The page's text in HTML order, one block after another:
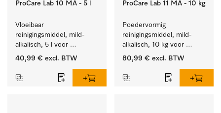
ProCare Lab 10 MA - 5 l
Vloeibaar
reinigingsmiddel, mild-
alkalisch, 5 l voor
materiaalbesparende,
laboratoriumglasw. en -
40,99 € excl. BTW
ProCare Lab 11 MA - 10 kg
Poedervormig
reinigingsmiddel, mild-
alkalisch, 10 kg voor
materiaalbesparende,
laboratoriumglasw. en -
80,99 € excl. BTW